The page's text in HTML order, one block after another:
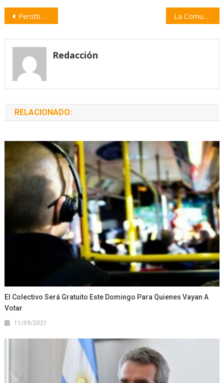
Navegación
entradas
Perotti sobre la violencia en Rosario: “Argentina no puede permitir que estas cosas pasen en su territorio” La Comuna de Godoy instala un nuevo sistema de videovigilancia
Redacción
RELACIONADO:
El Colectivo Será Gratuito Este Domingo Para Quienes Vayan A
Votar
11/09/2021